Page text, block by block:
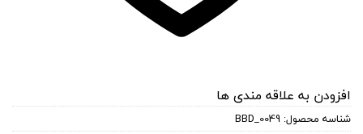
افزودن به علاقه مندی ها
شناسه محصول: BBD_0049